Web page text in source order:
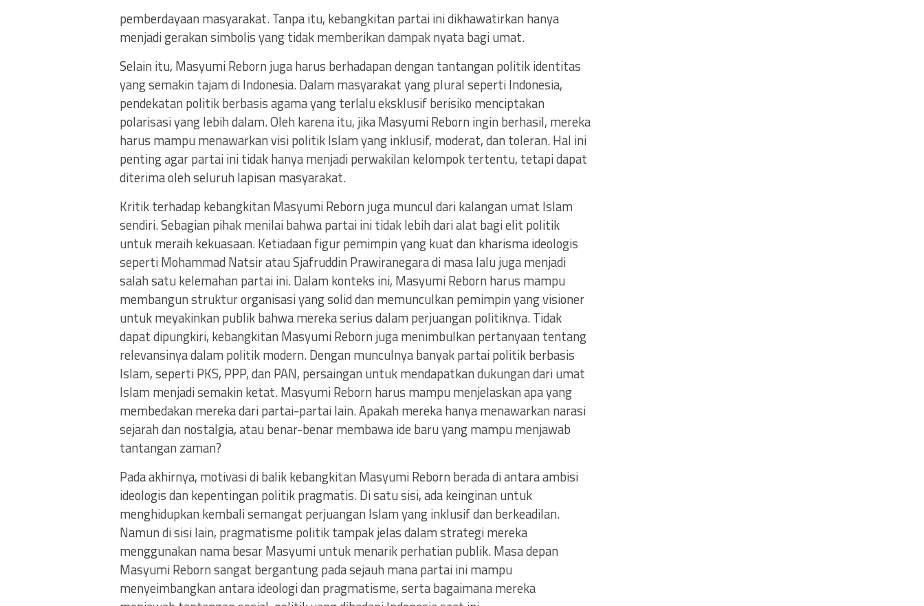
pemberdayaan masyarakat. Tanpa itu, kebangkitan partai ini dikhawatirkan hanya
menjadi gerakan simbolis yang tidak memberikan dampak nyata bagi umat.
Selain itu, Masyumi Reborn juga harus berhadapan dengan tantangan politik identitas
yang semakin tajam di Indonesia. Dalam masyarakat yang plural seperti Indonesia,
pendekatan politik berbasis agama yang terlalu eksklusif berisiko menciptakan
polarisasi yang lebih dalam. Oleh karena itu, jika Masyumi Reborn ingin berhasil, mereka
harus mampu menawarkan visi politik Islam yang inklusif, moderat, dan toleran. Hal ini
penting agar partai ini tidak hanya menjadi perwakilan kelompok tertentu, tetapi dapat
diterima oleh seluruh lapisan masyarakat.
Kritik terhadap kebangkitan Masyumi Reborn juga muncul dari kalangan umat Islam
sendiri. Sebagian pihak menilai bahwa partai ini tidak lebih dari alat bagi elit politik
untuk meraih kekuasaan. Ketiadaan figur pemimpin yang kuat dan kharisma ideologis
seperti Mohammad Natsir atau Sjafruddin Prawiranegara di masa lalu juga menjadi
salah satu kelemahan partai ini. Dalam konteks ini, Masyumi Reborn harus mampu
membangun struktur organisasi yang solid dan memunculkan pemimpin yang visioner
untuk meyakinkan publik bahwa mereka serius dalam perjuangan politiknya. Tidak
dapat dipungkiri, kebangkitan Masyumi Reborn juga menimbulkan pertanyaan tentang
relevansinya dalam politik modern. Dengan munculnya banyak partai politik berbasis
Islam, seperti PKS, PPP, dan PAN, persaingan untuk mendapatkan dukungan dari umat
Islam menjadi semakin ketat. Masyumi Reborn harus mampu menjelaskan apa yang
membedakan mereka dari partai-partai lain. Apakah mereka hanya menawarkan narasi
sejarah dan nostalgia, atau benar-benar membawa ide baru yang mampu menjawab
tantangan zaman?
Pada akhirnya, motivasi di balik kebangkitan Masyumi Reborn berada di antara ambisi
ideologis dan kepentingan politik pragmatis. Di satu sisi, ada keinginan untuk
menghidupkan kembali semangat perjuangan Islam yang inklusif dan berkeadilan.
Namun di sisi lain, pragmatisme politik tampak jelas dalam strategi mereka
menggunakan nama besar Masyumi untuk menarik perhatian publik. Masa depan
Masyumi Reborn sangat bergantung pada sejauh mana partai ini mampu
menyeimbangkan antara ideologi dan pragmatisme, serta bagaimana mereka